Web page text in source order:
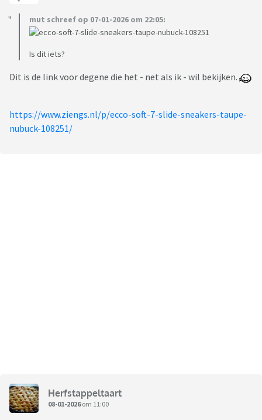
mut schreef op 07-01-2026 om 22:05:
Is dit iets?
Dit is de link voor degene die het - net als ik - wil bekijken.
https://www.ziengs.nl/p/ecco-soft-7-slide-sneakers-taupe-
nubuck-108251/
Herfstappeltaart
08-01-2026om 11:00